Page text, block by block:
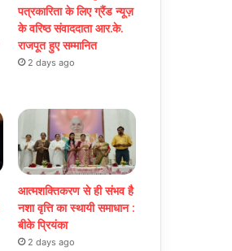
पत्रकारिता के लिए ग्रैंड न्यूज़
के वरिष्ठ संवाददाता आर.के.
राजपूत हुए सम्मानित
2 days ago
आत्मशक्तिकरण से ही संभव है
नशा वृत्ति का स्थायी समाधान :
बीके प्रियंका
2 days ago